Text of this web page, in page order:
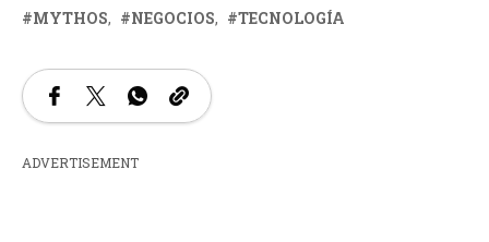
MYTHOS
NEGOCIOS TECNOLOGÍA
ADVERTISEMENT